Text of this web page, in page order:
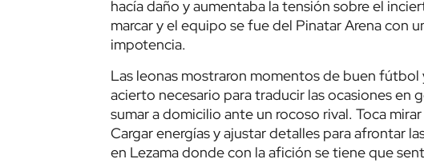
hacía daño y aumentaba la tensión sobre el
marcar y el equipo se fue del Pinatar Arena con
impotencia.
Las leonas mostraron momentos de buen
acierto necesario para traducir las ocasiones en
sumar a domicilio ante un rocoso rival. Toca
Cargar energías y ajustar detalles para afrontar
en Lezama donde con la afición se tiene que